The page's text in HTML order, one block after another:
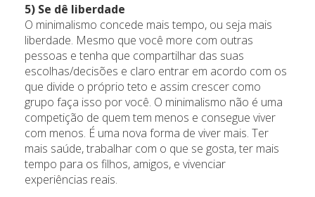
5) Se dê liberdade
O minimalismo concede mais tempo, ou seja mais
liberdade. Mesmo que você more com outras
pessoas e tenha que compartilhar das suas
escolhas/decisões e claro entrar em acordo com os
que divide o próprio teto e assim crescer como
grupo faça isso por você. O minimalismo não é uma
competição de quem tem menos e consegue viver
com menos. É uma nova forma de viver mais. Ter
mais saúde, trabalhar com o que se gosta, ter mais
tempo para os filhos, amigos, e vivenciar
experiências reais.